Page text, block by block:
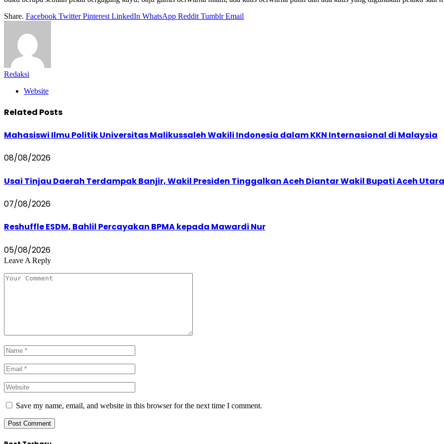
Share. Facebook Twitter Pinterest LinkedIn WhatsApp Reddit Tumblr Email
Redaksi
Website
Related Posts
Mahasiswi Ilmu Politik Universitas Malikussaleh Wakili Indonesia dalam KKN Internasional di Malaysia
08/08/2026
Usai Tinjau Daerah Terdampak Banjir, Wakil Presiden Tinggalkan Aceh Diantar Wakil Bupati Aceh Utara
07/08/2026
Reshuffle ESDM, Bahlil Percayakan BPMA kepada Mawardi Nur
05/08/2026
Leave A Reply
Save my name, email, and website in this browser for the next time I comment.